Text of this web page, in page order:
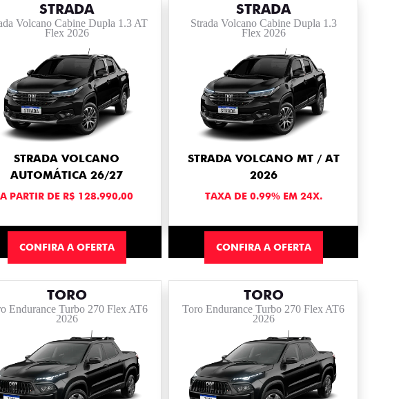
STRADA
Volcano Cabine Dupla 1.3 AT
Flex 2026
STRADA VOLCANO
AUTOMÁTICA 26/27
A PARTIR DE R$ 128.990,00
CONFIRA A OFERTA
STRADA
Strada Volcano Cabine Dupla 1.3
Flex 2026
STRADA VOLCANO MT / AT
2026
TAXA DE 0.99% EM 24X.
CONFIRA A OFERTA
TORO
Endurance Turbo 270 Flex AT6
2026
TORO
Toro Endurance Turbo 270 Flex AT6
2026